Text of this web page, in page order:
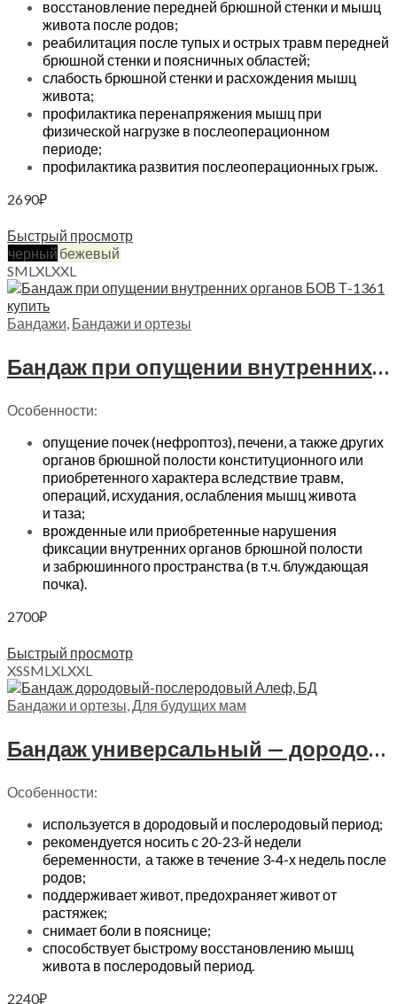
восстановление передней брюшной стенки и мышц
живота после родов;
реабилитация после тупых и острых травм передней
брюшной стенки и поясничных областей;
слабость брюшной стенки и расхождения мышц
живота;
профилактика перенапряжения мышц при
физической нагрузке в послеоперационном
периоде;
профилактика развития послеоперационных грыж.
2690₽
Быстрый просмотр
черный бежевый
SML XL XXL
Бандажи Бандажи и ортезы
Бандаж при опущении внутренних органов БОВ Trives, Т.27.01 (Т-1361)
Особенности:
опущение почек (нефроптоз), печени, а также других
органов брюшной полости конституционного или
приобретенного характера вследствие травм,
операций, исхудания, ослабления мышц живота
и таза;
врожденные или приобретенные нарушения
фиксации внутренних органов брюшной полости
и забрюшинного пространства (в т.ч. блуждающая
почка).
2700₽
Быстрый просмотр
XSSML XL XXL
Бандажи и ортезы Для будущих мам
Бандаж универсальный — дородовый и послеродовый Алеф, БД
Особенности:
используется в дородовый и послеродовый период;
рекомендуется носить с 20-23-й недели
беременности, а также в течение 3-4-х недель после
родов;
поддерживает живот, предохраняет живот от
растяжек;
снимает боли в пояснице;
способствует быстрому восстановлению мышц
живота в послеродовый период.
2240₽